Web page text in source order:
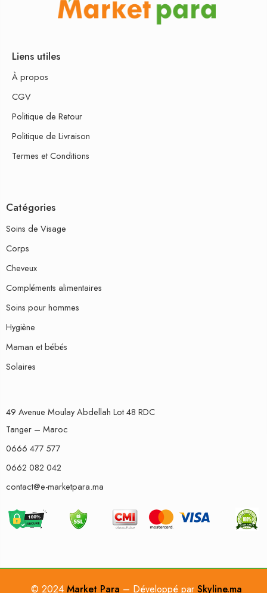
Liens utiles
À propos
CGV
Politique de Retour
Politique de Livraison
Termes et Conditions
Catégories
Soins de Visage
Corps
Cheveux
Compléments alimentaires
Soins pour hommes
Hygiène
Maman et bébés
Solaires
49 Avenue Moulay Abdellah Lot 48 RDC
Tanger – Maroc
0666 477 577
0662 082 042
contact@e-marketpara.ma
© 2024 Market Para – Développé par Skyline.ma